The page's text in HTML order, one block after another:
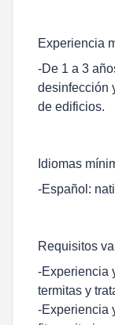
Experiencia
-De 1 a 3
desinfección
de edificios.
Idiomas
-Español:
Requisitos
-Experiencia
termitas y
-Experiencia